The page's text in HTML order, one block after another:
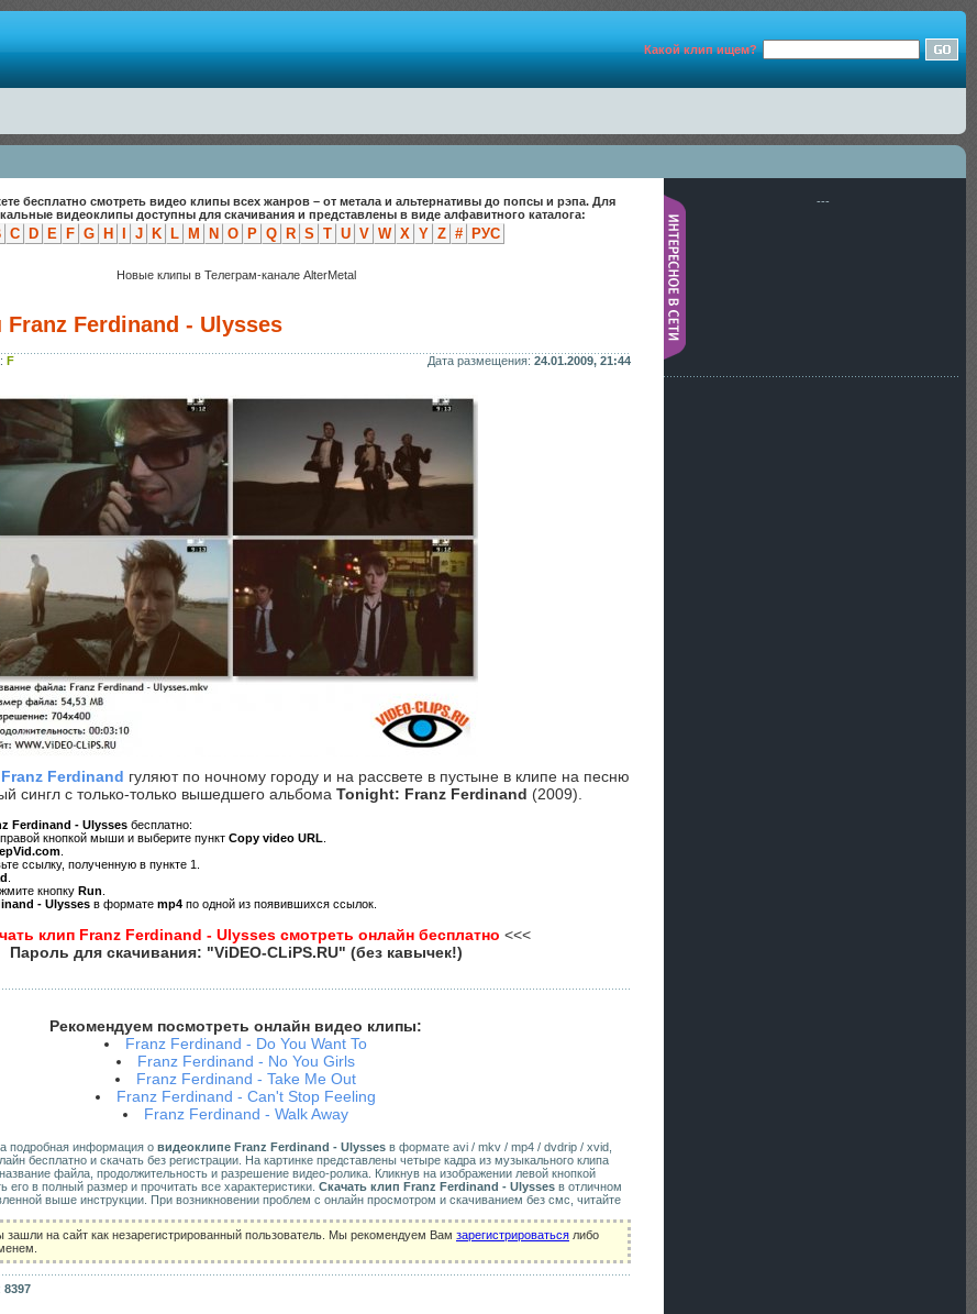
Какой клип ищем?
бесплатно смотреть видео клипы всех жанров – от метала и альтернативы до попсы и рэпа. Для
видеоклипы доступны для скачивания и представлены в виде алфавитного каталога:
C D E F G H J K L M N O P Q R S T U V W X Y Z # РУС
Новые клипы в Телеграм-канале AlterMetal
Franz Ferdinand - Ulysses
F Дата размещения: 24.01.2009, 21:44
Franz Ferdinand гуляют по ночному городу и на рассвете в пустыне в клипе на песню
сингл с только-только вышедшего альбома Tonight: Franz Ferdinand (2009).
Ferdinand - Ulysses бесплатно:
кнопкой мыши и выберите пункт Copy video URL
ссылку, полученную в пункте 1.
кнопку Run
- Ulysses в формате mp4 по одной из появившихся ссылок.
клип Franz Ferdinand - Ulysses смотреть онлайн бесплатно <<<
Пароль для скачивания: "ViDEO-CLiPS.RU" (без кавычек!)
Рекомендуем посмотреть онлайн видео клипы:
Franz Ferdinand - Do You Want To
Franz Ferdinand - No You Girls
Franz Ferdinand - Take Me Out
Franz Ferdinand - Can't Stop Feeling
Franz Ferdinand - Walk Away
подробная информация о видеоклипе Franz Ferdinand - Ulysses в формате avi / mkv / mp4 / dvdrip / xvid,
бесплатно и скачать без регистрации. На картинке представлены четыре кадра из музыкального клипа
, название файла, продолжительность и разрешение видео-ролика. Кликнув на изображении левой кнопкой
в полный размер и прочитать все характеристики. Скачать клип Franz Ferdinand - Ulysses в отличном
выше инструкции. При возникновении проблем с онлайн просмотром и скачиванием без смс, читайте
на сайт как незарегистрированный пользователь. Мы рекомендуем Вам зарегистрироваться либо
8397
---